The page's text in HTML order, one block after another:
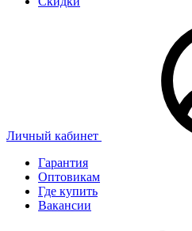
Личный кабинет
Гарантия
Оптовикам
Где купить
Вакансии